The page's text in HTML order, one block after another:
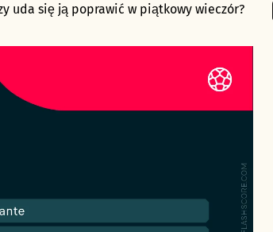
uda się ją poprawić w piątkowy wieczór?